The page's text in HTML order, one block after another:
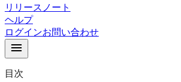
リリースノート
ヘルプ
ログインお問い合わせ
目次